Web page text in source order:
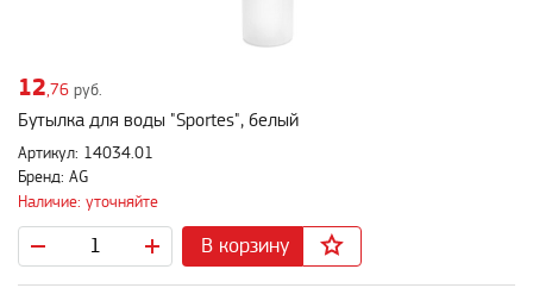
12,76 руб.
Бутылка для воды "Sportes", белый
Артикул: 14034.01
Бренд: AG
Наличие: уточняйте
В корзину